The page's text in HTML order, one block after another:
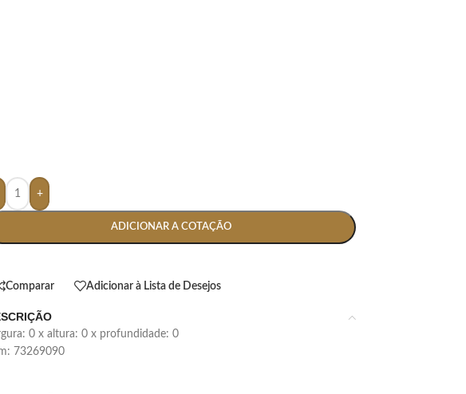
+
ADICIONAR A COTAÇÃO
Comparar Adicionar à Lista de Desejos
0 x altura: 0 x profundidade: 0
73269090